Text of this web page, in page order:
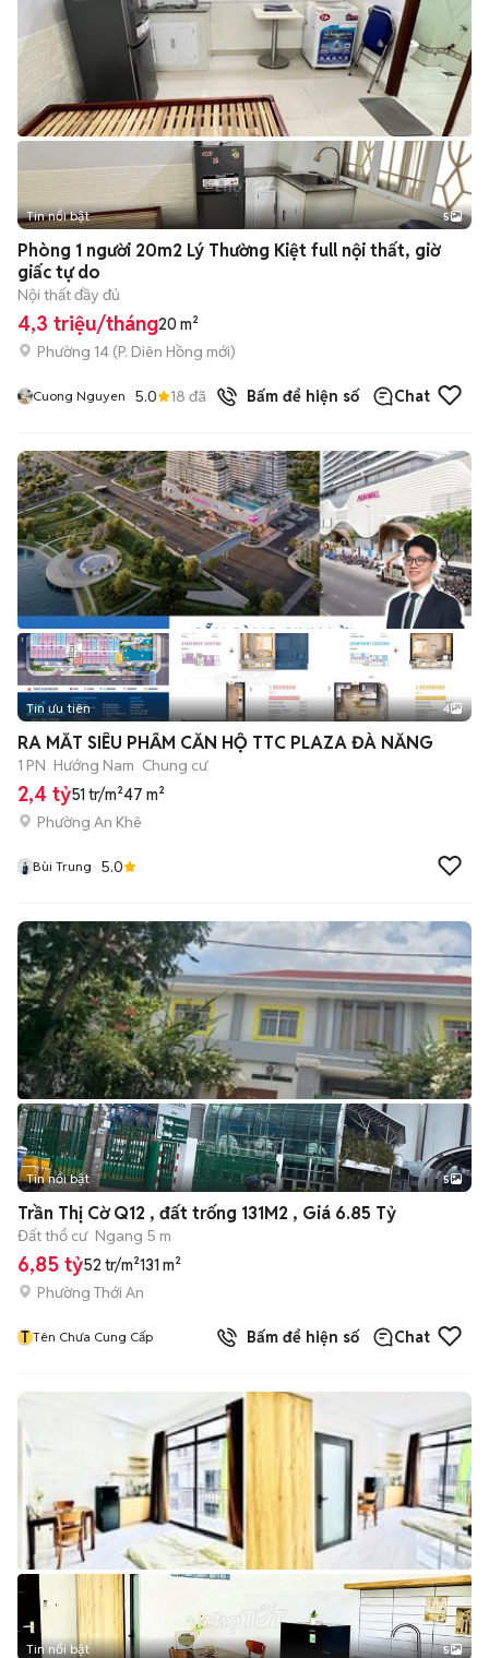
Tin nổi bật 5
Phòng 1 người 20m2 Lý Thường Kiệt full nội thất, giờ
giấc tự do
Nội thất đầy đủ
4,3 triệu/tháng20 m²
Phường 14 (P. Diên Hồng mới)
Cuong Nguyen 5.0 18 đã bán Bấm để hiện số Chat
Tin ưu tiên 4
RA MẮT SIÊU PHẨM CĂN HỘ TTC PLAZA ĐÀ NẴNG
1 PN Hướng Nam Chung cư
2,4 tỷ51 tr/m²47 m²
Phường An Khê
Bùi Trung 5.0
Tin nổi bật 5
Trần Thị Cờ Q12 , đất trống 131M2 , Giá 6.85 Tỷ
Đất thổ cư Ngang 5 m
6,85 tỷ52 tr/m²131 m²
Phường Thới An
T Tên Chưa Cung Cấp Bấm để hiện số Chat
Tin nổi bật 5